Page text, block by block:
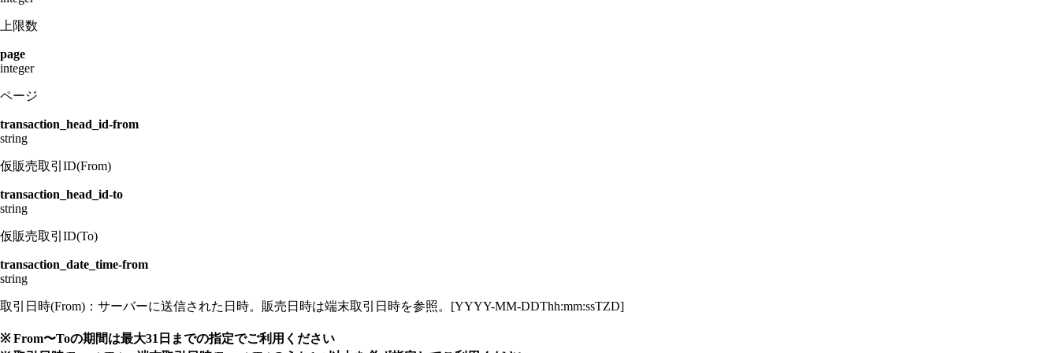
上限数
page
integer
ページ
transaction_head_id-from
string
仮販売取引ID(From)
transaction_head_id-to
string
仮販売取引ID(To)
transaction_date_time-from
string
取引日時(From)：サーバーに送信された日時。販売日時は端末取引日時を参照。[YYYY-MM-DDThh:mm:ssTZD]
※ From〜Toの期間は最大31日までの指定でご利用ください